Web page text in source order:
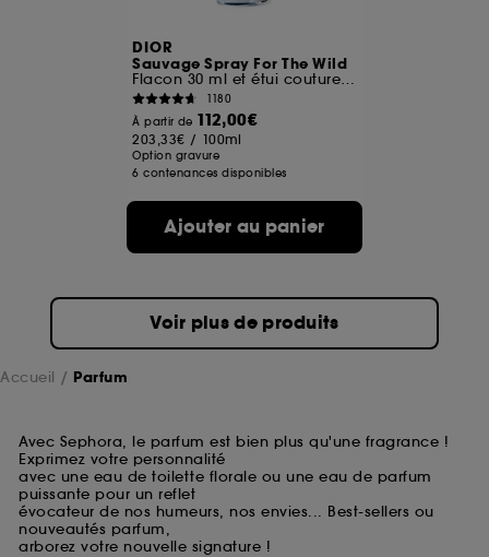
DIOR
Sauvage Spray For The Wild
Flacon 30 ml et étui couture en édition limitée
1180
À partir de 112,00€
203,33€ / 100ml
Option gravure
6 contenances disponibles
Ajouter au panier
Voir plus de produits
Accueil Parfum
Avec Sephora, le parfum est bien plus qu'une fragrance !
Exprimez votre personnalité
avec une eau de toilette florale ou une eau de parfum
puissante pour un reflet
évocateur de nos humeurs, nos envies... Best-sellers ou
nouveautés parfum,
arborez votre nouvelle signature !